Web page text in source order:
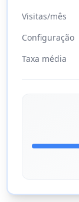
Visitas/mês
Configuração
Taxa média